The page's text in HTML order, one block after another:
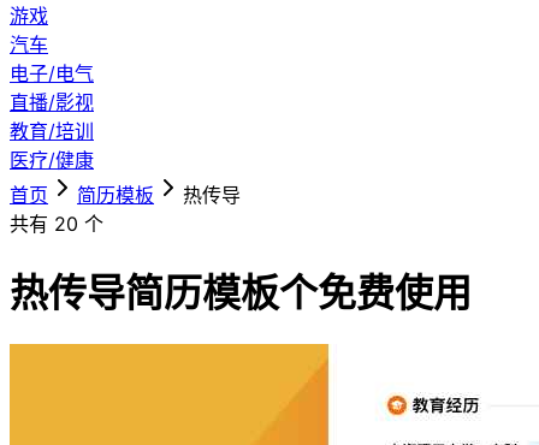
游戏
汽车
电子/电气
直播/影视
教育/培训
医疗/健康
首页
简历模板
热传导
共有 20 个
热传导简历模板个免费使用